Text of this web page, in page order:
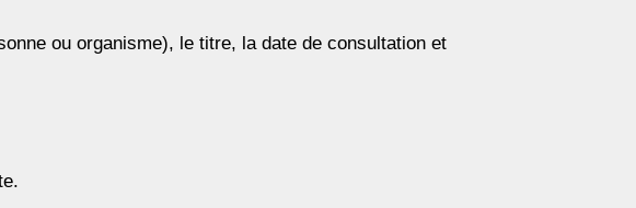
ou organisme), le titre, la date de consultation et